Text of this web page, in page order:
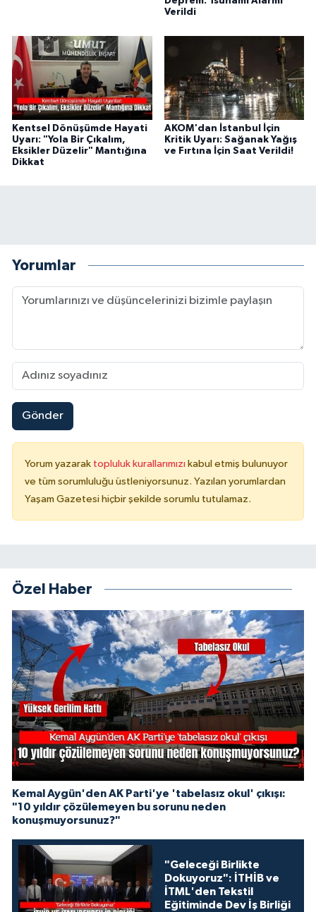
Verildi
Kentsel Dönüşümde Hayati
Uyarı: "Yola Bir Çıkalım,
Eksikler Düzelir" Mantığına
Dikkat
AKOM'dan İstanbul İçin
Kritik Uyarı: Sağanak Yağış
ve Fırtına İçin Saat Verildi!
Yorumlar
Gönder
Yorum yazarak topluluk kurallarımızı kabul etmiş bulunuyor
ve tüm sorumluluğu üstleniyorsunuz. Yazılan yorumlardan
Yaşam Gazetesi hiçbir şekilde sorumlu tutulamaz.
Özel Haber
Kemal Aygün'den AK Parti'ye 'tabelasız okul' çıkışı:
"10 yıldır çözülemeyen bu sorunu neden
konuşmuyorsunuz?"
"Geleceği Birlikte
Dokuyoruz": İTHİB ve
İTML'den Tekstil
Eğitiminde Dev İş Birliği